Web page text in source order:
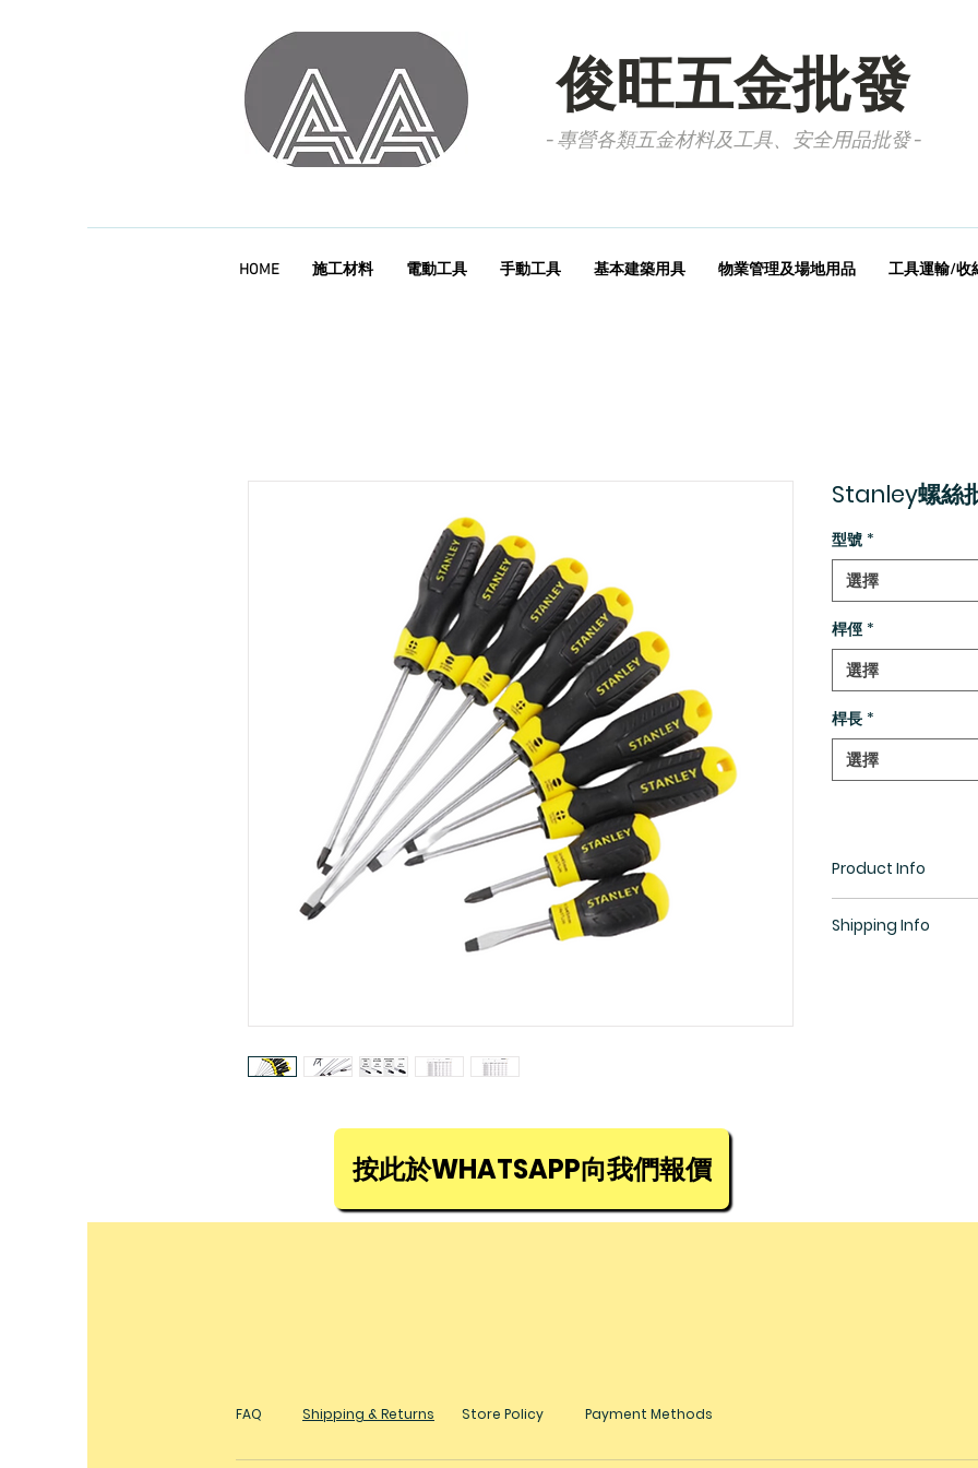
俊旺五金批發
- 專營各類五金材料及工具、安全用品批發 -
HOME 施工材料 電動工具 手動工具 基本建築用具 物業管理及場地用品 工具運輸/收
Stanley螺絲
型號 *
選擇
桿俓 *
選擇
桿長 *
選擇
Product Info
表面鍍珍珠鉻防鏽
Shipping Info
按此於WHATSAPP向我們報價
FAQ Shipping & Returns Store Policy Payment Methods